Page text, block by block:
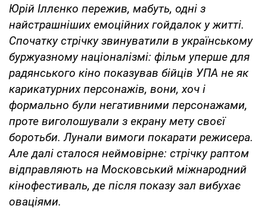
Юрій Іллєнко пережив, мабуть, одні з
найстрашніших емоційних гойдалок у житті.
Спочатку стрічку звинуватили в українському
буржуазному націоналізмі: фільм уперше для
радянського кіно показував бійців УПА неяк
карикатурних персонажів, вони, хоч і
формально були негативними персонажами,
проте виголошували з екрану мету своєї
боротьби.Лунали вимоги покарати режисера.
Але далі сталося неймовірне: стрічку раптом
відправляють на Московський міжнародний
кінофестиваль, де після показу зал вибухає
оваціями.